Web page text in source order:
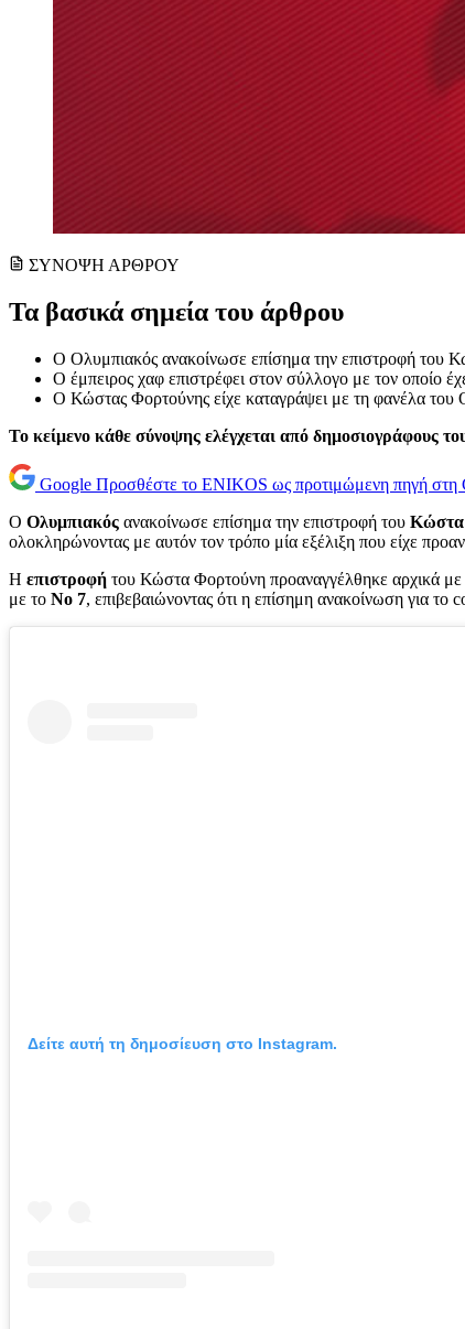
ΣΥΝΟΨΗ ΑΡΘΡΟΥ
Τα βασικά σημεία του άρθρου
Ο Ολυμπιακός ανακοίνωσε επίσημα την επιστροφή του
Ο έμπειρος χαφ επιστρέφει στον σύλλογο με τον οποίο
Ο Κώστας Φορτούνης είχε καταγράψει με τη φανέλα
Το κείμενο κάθε σύνοψης ελέγχεται από δημοσιογράφους
Google Προσθέστε το ENIKOS ως προτιμώμενη πηγή στη
Ο Ολυμπιακός ανακοίνωσε επίσημα την επιστροφή του Κώστα
ολοκληρώνοντας με αυτόν τον τρόπο μία εξέλιξη που είχε
Η επιστροφή του Κώστα Φορτούνη προαναγγέλθηκε αρχικά
με το Νο 7, επιβεβαιώνοντας ότι η επίσημη ανακοίνωση για
Δείτε αυτή τη δημοσίευση στο Instagram.